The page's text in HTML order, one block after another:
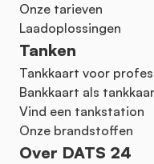
Onze tarieven
Laadoplossingen
Tanken
Tankkaart voor
Bankkaart als
Vind een tankstation
Onze brandstoffen
Over DATS 24